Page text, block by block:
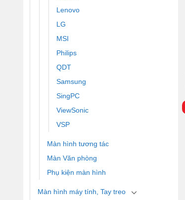
Lenovo
LG
MSI
Philips
QDT
Samsung
SingPC
ViewSonic
VSP
Màn hình tương tác
Màn Văn phòng
Phụ kiện màn hình
Màn hình máy tính, Tay treo